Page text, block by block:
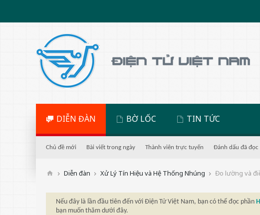
DIỄN ĐÀN BỜ LỐC TIN TỨC
Chủ đề mới Bài viết trong ngày Thành viên trực tuyến Đánh dấu đã đọc
Diễn đàn Xử Lý Tín Hiệu và Hệ Thống Nhúng Đo lường và
Nếu đây là lần đầu tiên đến với Điện Tử Việt Nam, bạn có thể đọc phần
bạn muốn thăm dưới đây.